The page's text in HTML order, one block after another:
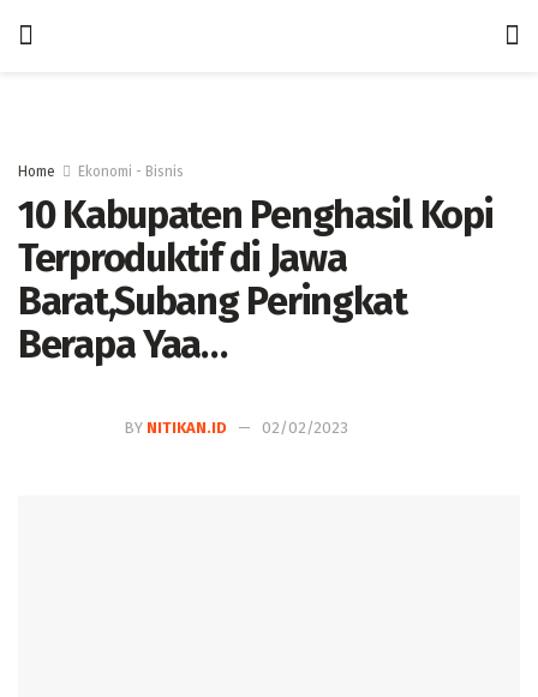
Home Ekonomi - Bisnis
10 Kabupaten Penghasil Kopi
Terproduktif di Jawa
Barat,Subang Peringkat
Berapa Yaa…
BY NITIKAN.ID 02/02/2023